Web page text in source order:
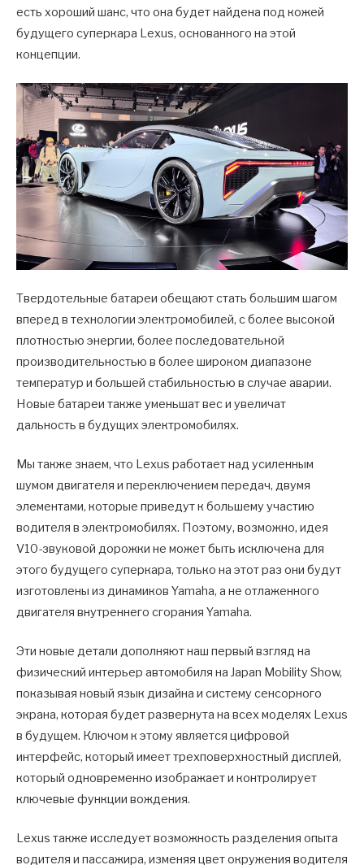
есть хороший шанс, что она будет найдена под кожей
будущего суперкара Lexus, основанного на этой
концепции.
Твердотельные батареи обещают стать большим шагом
вперед в технологии электромобилей, с более высокой
плотностью энергии, более последовательной
производительностью в более широком диапазоне
температур и большей стабильностью в случае аварии.
Новые батареи также уменьшат вес и увеличат
дальность в будущих электромобилях.
Мы также знаем, что Lexus работает над усиленным
шумом двигателя и переключением передач, двумя
элементами, которые приведут к большему участию
водителя в электромобилях. Поэтому, возможно, идея
V10-звуковой дорожки не может быть исключена для
этого будущего суперкара, только на этот раз они будут
изготовлены из динамиков Yamaha, а не отлаженного
двигателя внутреннего сгорания Yamaha.
Эти новые детали дополняют наш первый взгляд на
физический интерьер автомобиля на Japan Mobility Show,
показывая новый язык дизайна и систему сенсорного
экрана, которая будет развернута на всех моделях Lexus
в будущем. Ключом к этому является цифровой
интерфейс, который имеет трехповерхностный дисплей,
который одновременно изображает и контролирует
ключевые функции вождения.
Lexus также исследует возможность разделения опыта
водителя и пассажира, изменяя цвет окружения водителя